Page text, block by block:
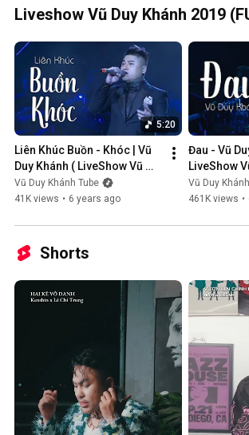
Liveshow Vũ Duy Khánh 2019
5:20
Liên Khúc Buồn - Khóc | Vũ
Duy Khánh ( LiveShow Vũ
Duy Khánh 2019 Phần 1/21 )
Vũ Duy Khánh Tube
41K views • 6 years ago
Đau - Vũ
LiveShow
2019 Phần
Vũ Duy
461K views •
Shorts